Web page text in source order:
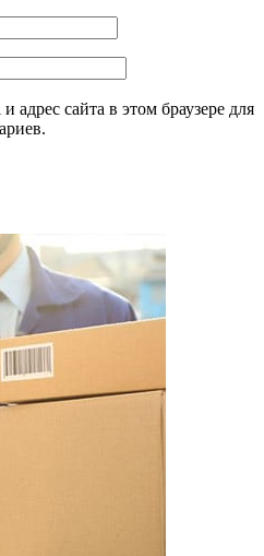
адрес сайта в этом браузере для